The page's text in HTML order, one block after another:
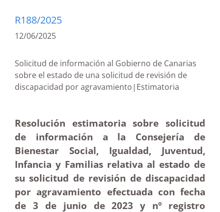
R188/2025
12/06/2025
Solicitud de información al Gobierno de Canarias
sobre el estado de una solicitud de revisión de
discapacidad por agravamiento|Estimatoria
Resolución estimatoria sobre solicitud
de información a la Consejería de
Bienestar Social, Igualdad, Juventud,
Infancia y Familias relativa al estado de
su solicitud de revisión de discapacidad
por agravamiento efectuada con fecha
de 3 de junio de 2023 y nº registro